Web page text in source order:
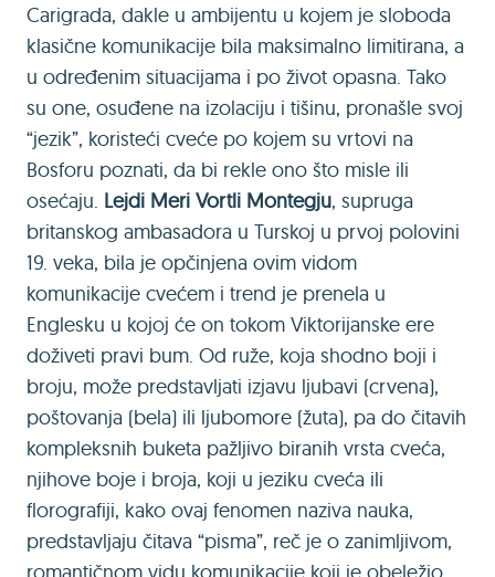
Carigrada, dakle u ambijentu u kojem je sloboda
klasične komunikacije bila maksimalno limitirana, a
u određenim situacijama i po život opasna. Tako
su one, osuđene na izolaciju i tišinu, pronašle svoj
“jezik”, koristeći cveće po kojem su vrtovi na
Bosforu poznati, da bi rekle ono što misle ili
osećaju. Lejdi Meri Vortli Montegju, supruga
britanskog ambasadora u Turskoj u prvoj polovini
19. veka, bila je opčinjena ovim vidom
komunikacije cvećem i trend je prenela u
Englesku u kojoj će on tokom Viktorijanske ere
doživeti pravi bum. Od ruže, koja shodno boji i
broju, može predstavljati izjavu ljubavi (crvena),
poštovanja (bela) ili ljubomore (žuta), pa do čitavih
kompleksnih buketa pažljivo biranih vrsta cveća,
njihove boje i broja, koji u jeziku cveća ili
florografiji, kako ovaj fenomen naziva nauka,
predstavljaju čitava “pisma”, reč je o zanimljivom,
romantičnom vidu komunikacije koji je obeležio